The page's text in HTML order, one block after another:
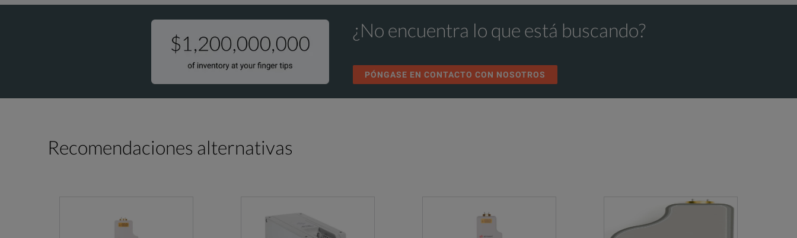
¿No encuentra lo que está buscando?
PÓNGASE EN CONTACTO CON NOSOTROS
Recomendaciones alternativas